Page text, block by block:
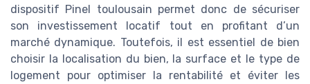
dispositif Pinel toulousain permet donc de sécuriser
son investissement locatif tout en profitant d’un
marché dynamique. Toutefois, il est essentiel de bien
choisir la localisation du bien, la surface et le type de
logement pour optimiser la rentabilité et éviter les